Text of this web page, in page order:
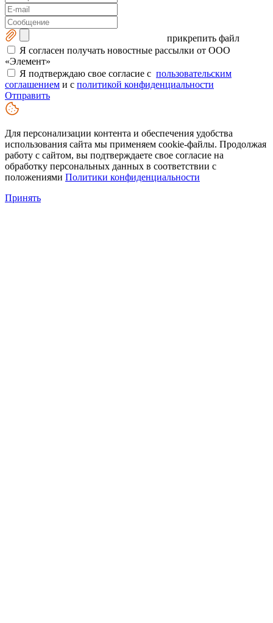
прикрепить файл
Я согласен получать новостные рассылки от ООО
«Элемент»
Я подтверждаю свое согласие с пользовательским
соглашением и с политикой конфиденциальности
Отправить
Для персонализации контента и обеспечения удобства
использования сайта мы применяем cookie-файлы. Продолжая
работу с сайтом, вы подтверждаете свое согласие на
обработку персональных данных в соответствии с
положениями Политики конфиденциальности
Принять